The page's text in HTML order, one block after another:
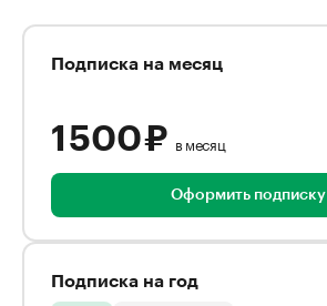
Подписка на месяц
1 500 ₽ в месяц
Оформить подписку
Подписка на год